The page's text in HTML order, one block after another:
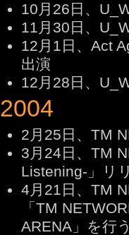
10月26日、
11月30日、
12月1日、Act
出演
12月28日、
2004
2月25日、TM
3月24日、TM
Listening-」リ
4月21日、TM
「TM
ARENA」を行